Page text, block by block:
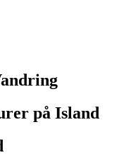
på Island